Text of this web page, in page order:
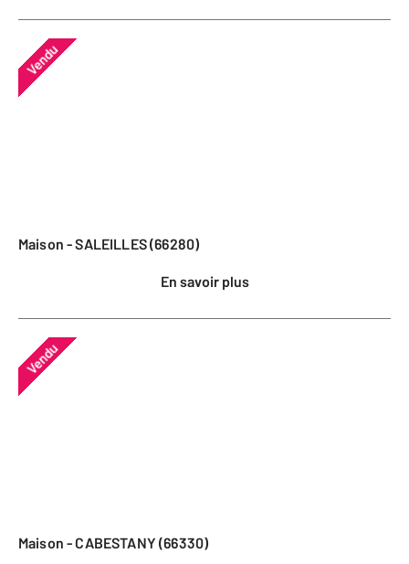
Vendu
Maison - SALEILLES (66280)
En savoir plus
Vendu
Maison - CABESTANY (66330)